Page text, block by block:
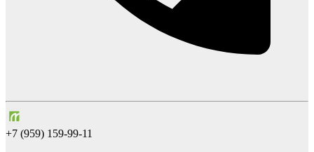
+7 (959) 159-99-11